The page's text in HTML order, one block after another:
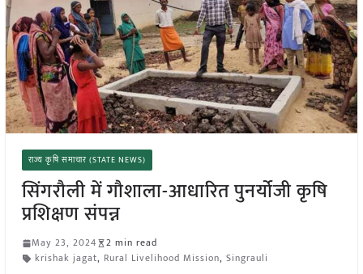
राज्य कृषि समाचार (STATE NEWS)
सिंगरौली में गौशाला-आधारित पुनर्योजी कृषि
प्रशिक्षण संपन्न
May 23, 2024
2 min read
krishak jagat, Rural Livelihood Mission, Singrauli